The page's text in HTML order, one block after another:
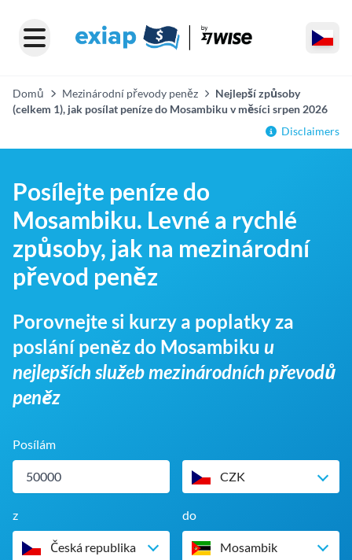
Domů Mezinárodní převody peněz
Nejlepší způsoby
(celkem 1), jak posílat peníze do Mosambiku v měsíci srpen 2026
Disclaimers
Posílejte peníze do
Mosambiku. Levné a rychlé
způsoby, jak na mezinárodní
převod peněz
Porovnejte si kurzy a poplatky za
poslání peněz do Mosambiku u
nejlepších služeb mezinárodních převodů
peněz
Posílám
CZK
z
Česká republika
do
Mosambik